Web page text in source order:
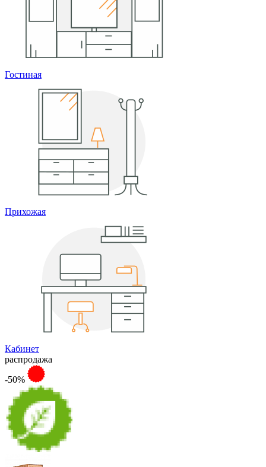
Гостиная
Прихожая
Кабинет
распродажа
-50%